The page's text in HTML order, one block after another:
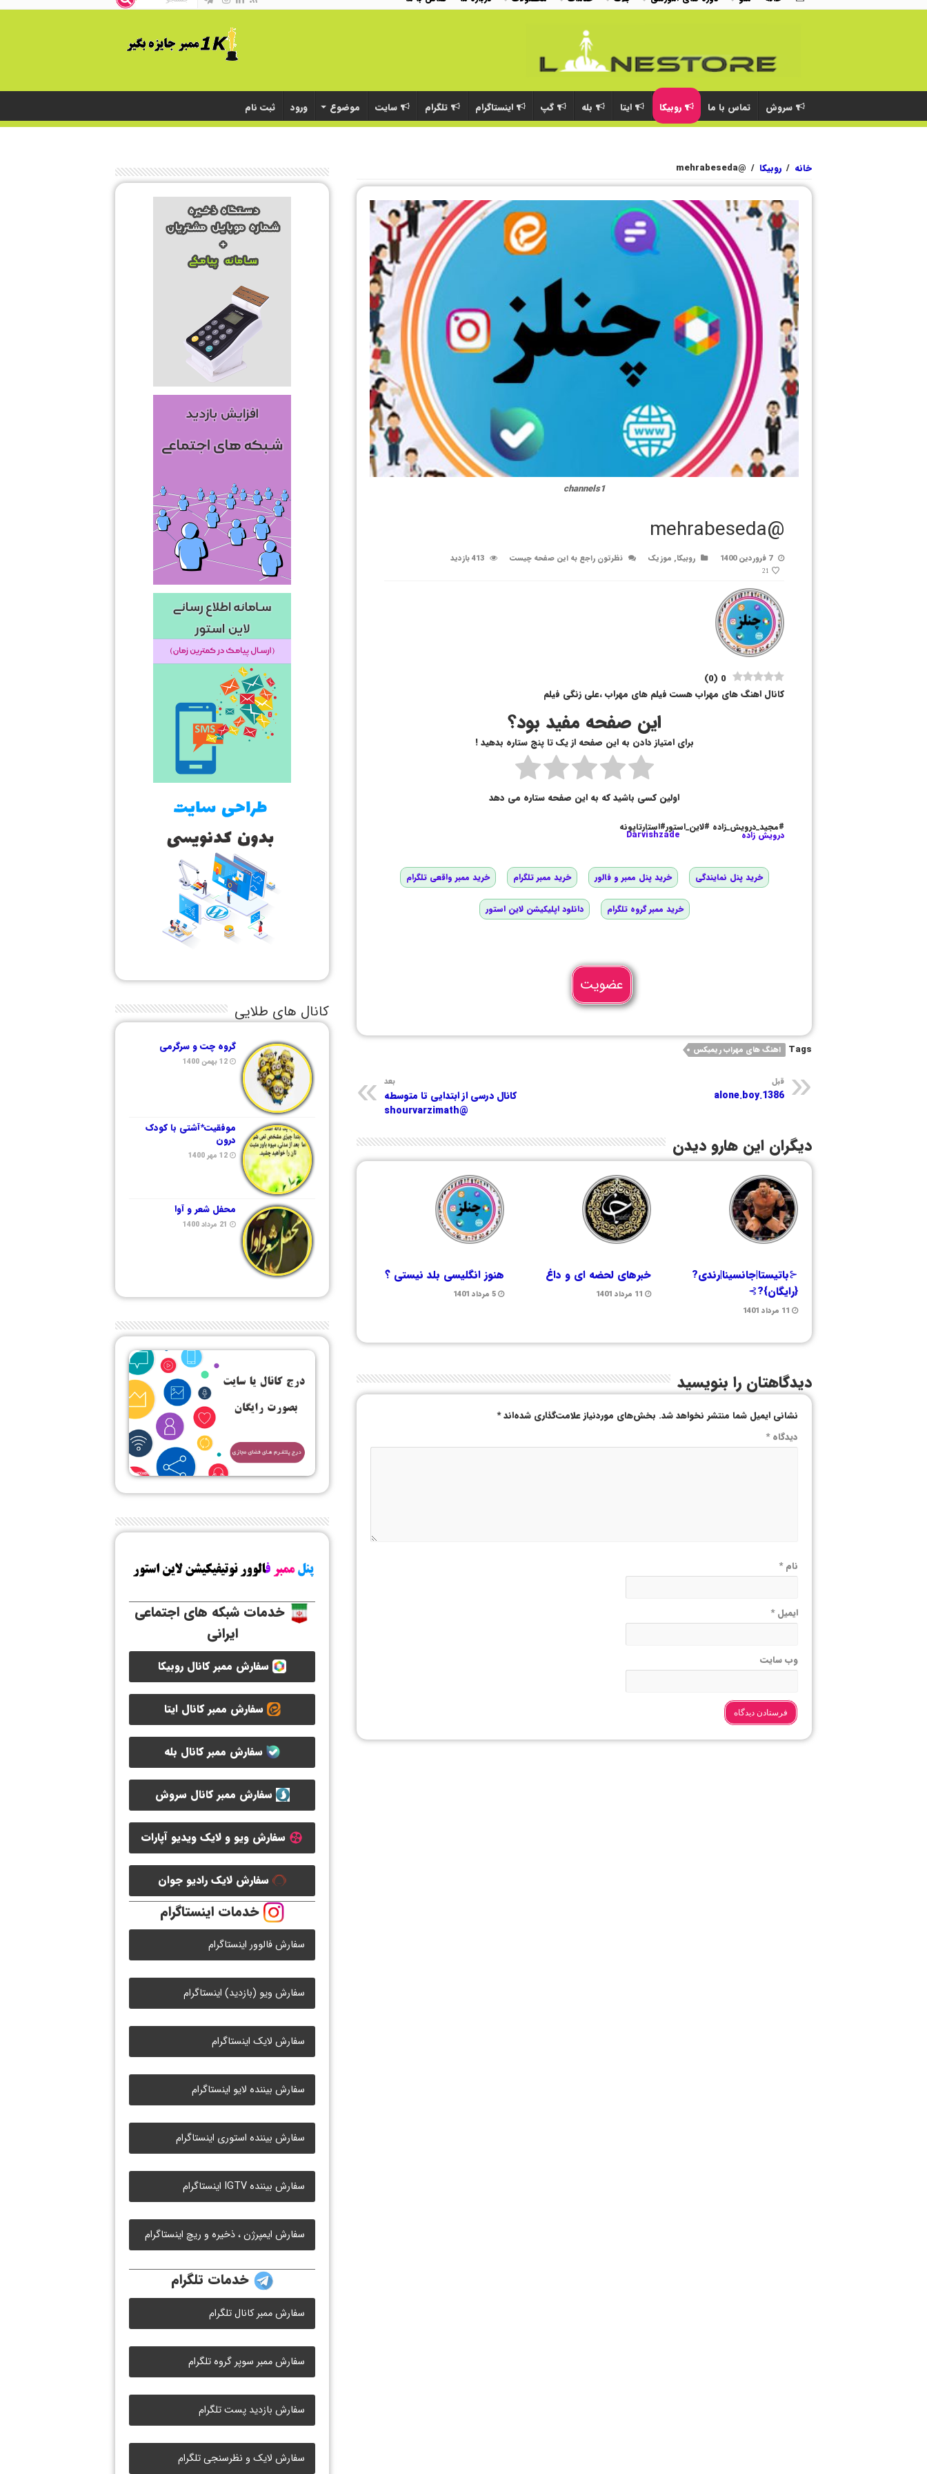
سروش تماس با ما روبیکا ایتا بله گپ اینستاگرام تلگرام سایت موضوع ورود ثبت نام
خانه / روبیکا /
@mehrabeseda
channels1
@mehrabeseda
7 فروردین 1400 روبیکا, موزیک نظرتون راجع به این صفحه چیست 413 بازدید
21
0
(
0
)
کانال اهنگ های مهراب هست فیلم های مهراب ،علی زنگی فیلم
این صفحه مفید بود؟
برای امتیاز دادن به این صفحه از یک تا پنج ستاره بدهید !
اولین کسی باشید که به این صفحه ستاره می دهد
#مجید_درویش_زاده #لاین_استور#استارتاپونه
درویش زاده Darvishzade
خرید پنل نمایندگی خرید پنل ممبر و فالور خرید ممبر تلگرام خرید ممبر واقعی تلگرام
خرید ممبر گروه تلگرام دانلود اپلیکیشن لاین استور
عضویت
Tags اهنگ های مهراب ریمیکس
قبل
alone.boy.1386
بعد
کانال درسی از ابتدایی تا متوسطه
@shourvarzimath
دیگران این هارو دیدن
⊰باتیستا|جانسینا|رندی?
{رایگان}?⊱
11 مرداد 1401
خبرهای لحضه ای و داغ
11 مرداد 1401
هنوز انگلیسی بلد نیستی ؟
5 مرداد 1401
دیدگاهتان را بنویسید
نشانی ایمیل شما منتشر نخواهد شد. بخش‌های موردنیاز علامت‌گذاری شده‌اند*
دیدگاه*
نام*
ایمیل*
وب‌ سایت
کانال های طلایی
گروه چت و سرگرمی
12 بهمن 1400
موفقیت*آشتی با کودک
درون
12 مهر 1400
محفل شعر و آوا
21 مرداد 1400
خدمات شبکه های اجتماعی
ایرانی
سفارش ممبر کانال روبیکا
سفارش ممبر کانال ایتا
سفارش ممبر کانال بله
سفارش ممبر کانال سروش
سفارش ویو و لایک ویدیو آپارات
سفارش لایک رادیو جوان
خدمات اینستاگرام
سفارش فالوور اینستاگرام
سفارش ویو (بازدید) اینستاگرام
سفارش لایک اینستاگرام
سفارش بیننده لایو اینستاگرام
سفارش بیننده استوری اینستاگرام
سفارش بیننده IGTV اینستاگرام
سفارش ایمپرژن ، ذخیره و ریچ اینستاگرام
خدمات تلگرام
سفارش ممبر کانال تلگرام
سفارش ممبر سوپر گروه تلگرام
سفارش بازدید پست تلگرام
سفارش لایک و نظرسنجی تلگرام